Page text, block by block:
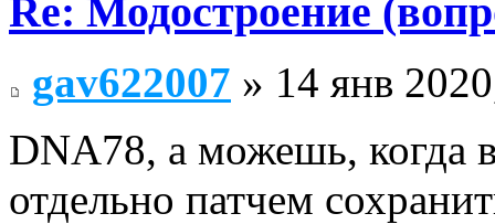
Re: Модостроение
gav622007 » 14 янв
DNA78, а можешь, когда
отдельно патчем